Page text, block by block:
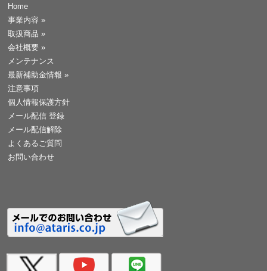
Home
事業内容 »
取扱商品 »
会社概要 »
メンテナンス
最新補助金情報 »
注意事項
個人情報保護方針
メール配信 登録
メール配信解除
よくあるご質問
お問い合わせ